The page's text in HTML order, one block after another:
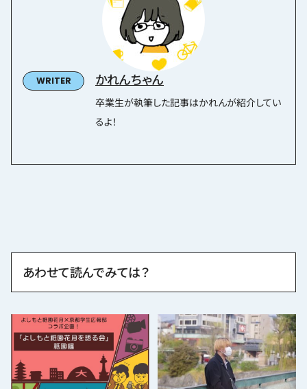
かれんちゃん
卒業生が執筆した記事はかれんが紹介してい
るよ！
あわせて読んでみては？